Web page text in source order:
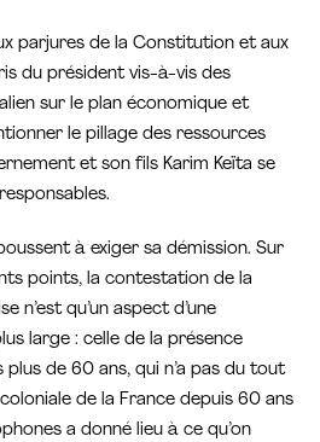
parjures de la Constitution et aux
du président vis-à-vis des
sur le plan économique et
le pillage des ressources
et son fils Karim Keïta se
à exiger sa démission. Sur
points, la contestation de la
n’est qu’un aspect d’une
large : celle de la présence
de 60 ans, qui n’a pas du tout
de la France depuis 60 ans
a donné lieu à ce qu’on